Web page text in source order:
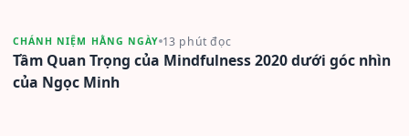
CHÁNH NIỆM HẰNG NGÀY 13 phút đọc
Tầm Quan Trọng của Mindfulness 2020 dưới góc nhìn
của Ngọc Minh